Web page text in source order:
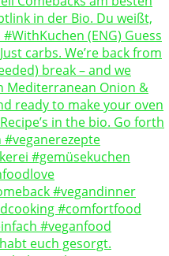
euch gesorgt.